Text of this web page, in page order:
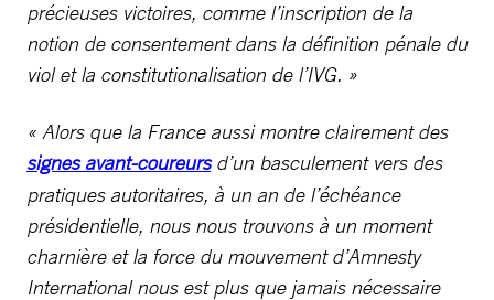
précieuses victoires, comme l’inscription de la
notion de consentement dans la définition pénale du
viol et la constitutionalisation de l’IVG. »
« Alors que la France aussi montre clairement des
signes avant-coureursd’un basculement vers des
pratiques autoritaires, à un an de l’échéance
présidentielle, nous nous trouvons à un moment
charnière et la force du mouvement d’Amnesty
International nous est plus que jamais nécessaire